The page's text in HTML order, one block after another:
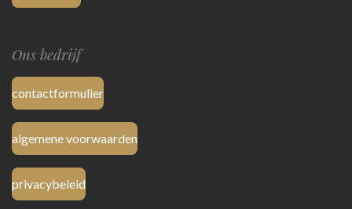
Ons bedrijf
contactformulier
algemene voorwaarden
privacybeleid